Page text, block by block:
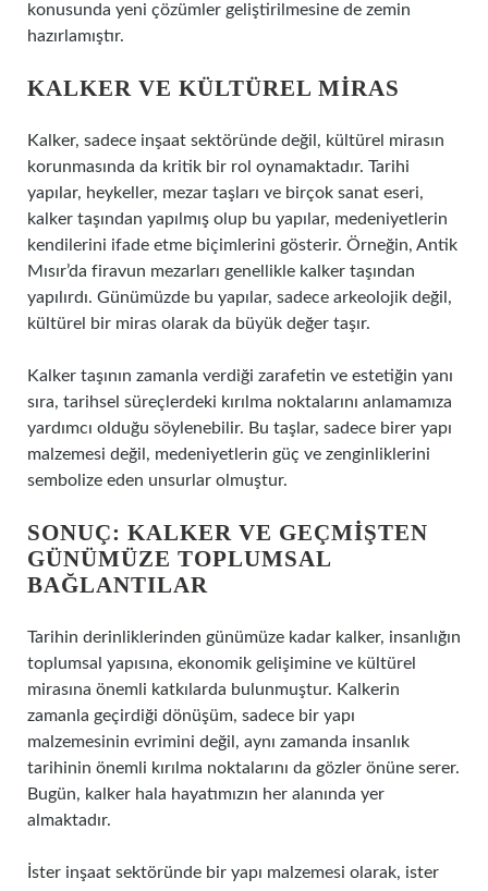
konusunda yeni çözümler geliştirilmesine de zemin
hazırlamıştır.
KALKER VE KÜLTÜREL MIRAS
Kalker, sadece inşaat sektöründe değil, kültürel mirasın
korunmasında da kritik bir rol oynamaktadır. Tarihi
yapılar, heykeller, mezar taşları ve birçok sanat eseri,
kalker taşından yapılmış olup bu yapılar, medeniyetlerin
kendilerini ifade etme biçimlerini gösterir. Örneğin, Antik
Mısır’da firavun mezarları genellikle kalker taşından
yapılırdı. Günümüzde bu yapılar, sadece arkeolojik değil,
kültürel bir miras olarak da büyük değer taşır.
Kalker taşının zamanla verdiği zarafetin ve estetiğin yanı
sıra, tarihsel süreçlerdeki kırılma noktalarını anlamamıza
yardımcı olduğu söylenebilir. Bu taşlar, sadece birer yapı
malzemesi değil, medeniyetlerin güç ve zenginliklerini
sembolize eden unsurlar olmuştur.
SONUÇ: KALKER VE GEÇMIŞTEN
GÜNÜMÜZE TOPLUMSAL
BAĞLANTILAR
Tarihin derinliklerinden günümüze kadar kalker, insanlığın
toplumsal yapısına, ekonomik gelişimine ve kültürel
mirasına önemli katkılarda bulunmuştur. Kalkerin
zamanla geçirdiği dönüşüm, sadece bir yapı
malzemesinin evrimini değil, aynı zamanda insanlık
tarihinin önemli kırılma noktalarını da gözler önüne serer.
Bugün, kalker hala hayatımızın her alanında yer
almaktadır.
İster inşaat sektöründe bir yapı malzemesi olarak, ister